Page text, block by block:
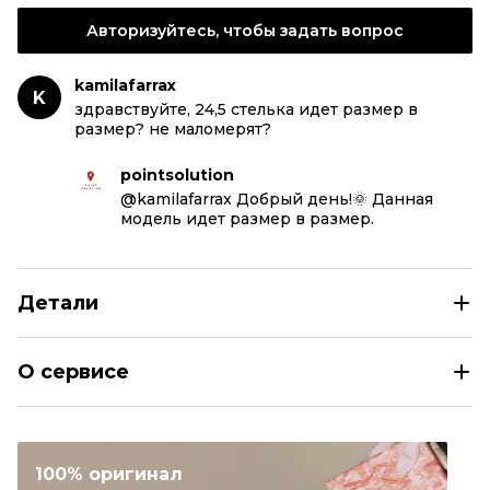
Авторизуйтесь, чтобы задать вопрос
K
kamilafarrax
здравствуйте, 24,5 стелька идет размер в
размер? не маломерят?
pointsolution
@kamilafarrax Добрый день!🌞 Данная
модель идет размер в размер.
Детали
Категория
О сервисе
100% оригинал